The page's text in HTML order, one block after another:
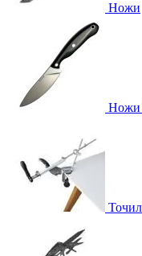
Ножи
Ножи